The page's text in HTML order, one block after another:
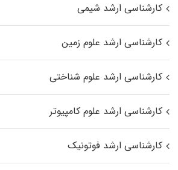
کارشناسی ارشد شیمی
کارشناسی ارشد علوم زمین
کارشناسی ارشد علوم شناختی
کارشناسی ارشد علوم کامپیوتر
کارشناسی ارشد فوتونیک